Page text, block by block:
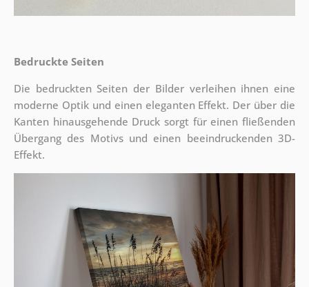
Bedruckte Seiten
Die bedruckten Seiten der Bilder verleihen ihnen eine
moderne Optik und einen eleganten Effekt. Der über die
Kanten hinausgehende Druck sorgt für einen fließenden
Übergang des Motivs und einen beeindruckenden 3D-
Effekt.